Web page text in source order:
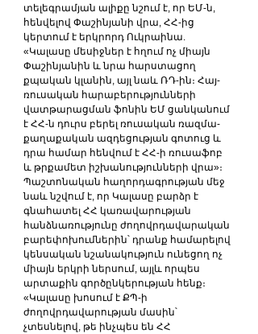
տելեգրամյան ալիքը նշում է, որ ԵՄ-ն,
հենվելով Փաշինյանի վրա, ՀՀ-ից
կերտում է երկրորդ Ուկրաինա.
«Կալասը մեսիջներ է հղում ոչ միայն
Փաշինյանին և նրա հարստացող
քպական կլանին, այլ նաև ՌԴ-ին։ Հայ-
ռուսական հարաբերությունների
վատթարացման ֆոնին ԵՄ ցանկանում
է ՀՀ-ն դուրս բերել ռուսական ռազմա-
քաղաքական ազդեցության գոտուց և
դրա համար հենվում է ՀՀ-ի ռուսաֆոբ
և թրքամետ իշխանությունների վրա»։
Պաշտոնական հաղորդագրության մեջ
նաև նշվում է, որ Կալասը բարձր է
գնահատել ՀՀ կառավարության
հանձնառությունը ժողովրդավարական
բարեփոխումներին՝ դրանք համարելով
կենսական նշանակություն ունեցող ոչ
միայն երկրի ներսում, այլև որպես
արտաքին գործընկերության հենք։
«Կալասը խոսում է ՔՊ-ի
ժողովրդավարության մասին՝
չտեսնելով, թե ինչպես են ՀՀ